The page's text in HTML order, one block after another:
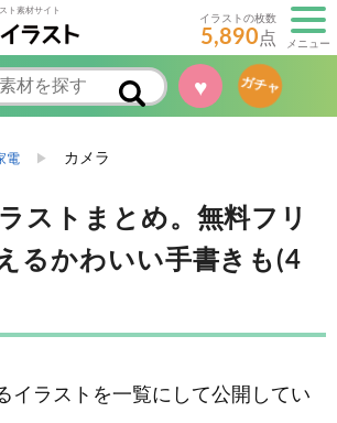
ト素材サイト
イラストの枚数
5,890点 メニュー
♥ ガチャ
電 カメラ
ストまとめ。無料フリ
るかわいい手書きも(4
イラストを一覧にして公開してい